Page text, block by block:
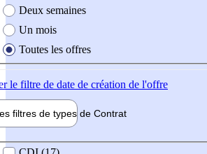
Deux semaines
Un mois
Toutes les offres
le filtre de date de création de l'offre
filtres de types de Contrat